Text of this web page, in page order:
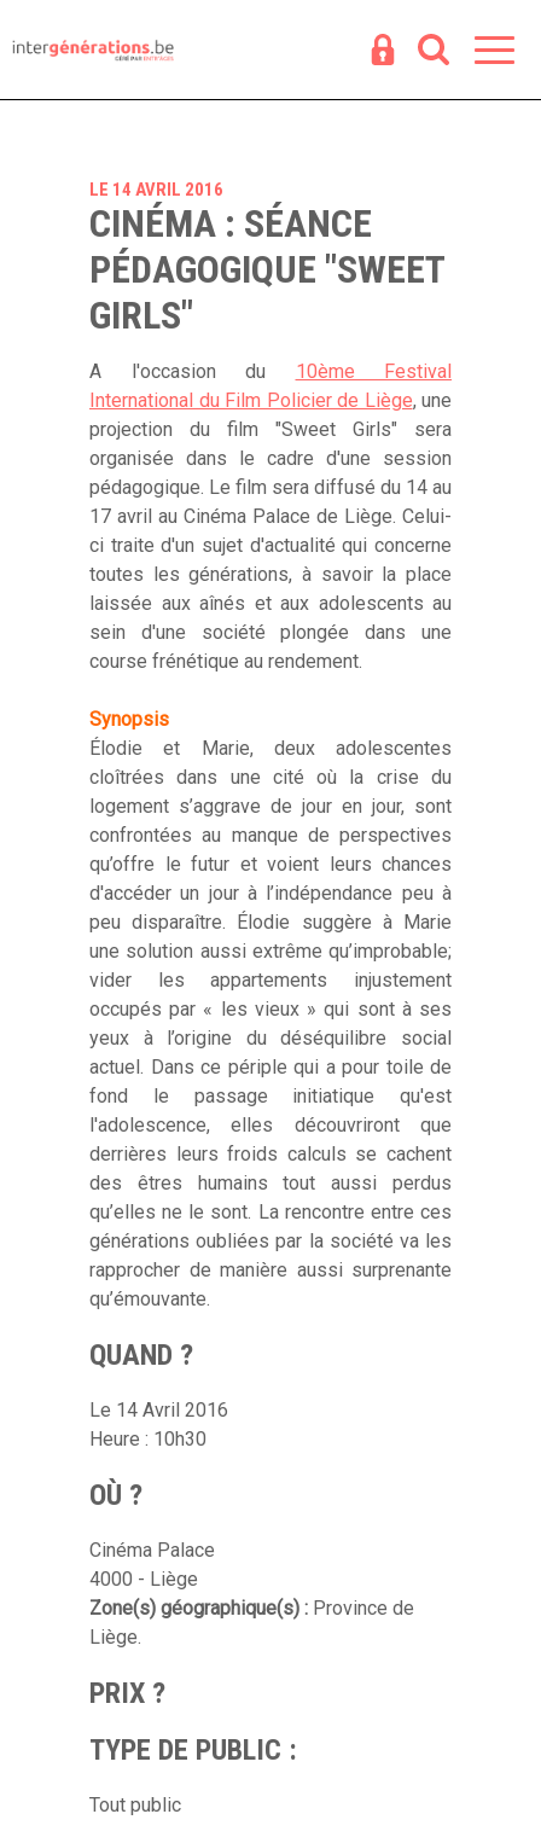
LE 14 AVRIL 2016
CINÉMA : SÉANCE
PÉDAGOGIQUE "SWEET
GIRLS"
A l'occasion du 10ème Festival
International du Film Policier de Liège, une
projection du film "Sweet Girls" sera
organisée dans le cadre d'une session
pédagogique. Le film sera diffusé du 14 au
17 avril au Cinéma Palace de Liège. Celui-
ci traite d'un sujet d'actualité qui concerne
toutes les générations, à savoir la place
laissée aux aînés et aux adolescents au
sein d'une société plongée dans une
course frénétique au rendement.
Synopsis
Élodie et Marie, deux adolescentes
cloîtrées dans une cité où la crise du
logement s’aggrave de jour en jour, sont
confrontées au manque de perspectives
qu’offre le futur et voient leurs chances
d'accéder un jour à l’indépendance peu à
peu disparaître. Élodie suggère à Marie
une solution aussi extrême qu’improbable;
vider les appartements injustement
occupés par « les vieux » qui sont à ses
yeux à l’origine du déséquilibre social
actuel. Dans ce périple qui a pour toile de
fond le passage initiatique qu'est
l'adolescence, elles découvriront que
derrières leurs froids calculs se cachent
des êtres humains tout aussi perdus
qu’elles ne le sont. La rencontre entre ces
générations oubliées par la société va les
rapprocher de manière aussi surprenante
qu’émouvante.
QUAND ?
Le 14 Avril 2016
Heure : 10h30
OÙ ?
Cinéma Palace
4000 - Liège
Zone(s) géographique(s) : Province de
Liège.
PRIX ?
TYPE DE PUBLIC :
Tout public